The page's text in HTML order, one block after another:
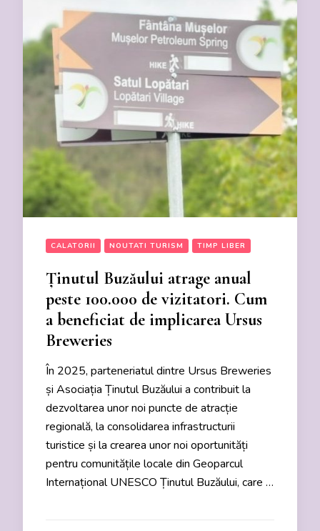
CALATORII NOUTATI TURISM TIMP LIBER
Ținutul Buzăului atrage anual
peste 100.000 de vizitatori. Cum
a beneficiat de implicarea Ursus
Breweries
În 2025, parteneriatul dintre Ursus Breweries
și Asociația Ținutul Buzăului a contribuit la
dezvoltarea unor noi puncte de atracție
regională, la consolidarea infrastructurii
turistice și la crearea unor noi oportunități
pentru comunitățile locale din Geoparcul
Internațional UNESCO Ținutul Buzăului, care …